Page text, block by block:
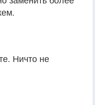
Ничто не